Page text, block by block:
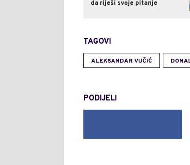
da riješi svoje pitanje
TAGOVI
ALEKSANDAR VUČIĆ
PODIJELI